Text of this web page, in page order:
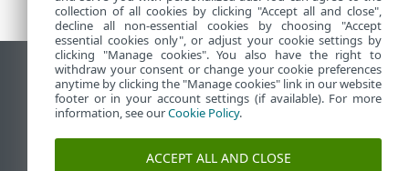
Жұмыс үстеліндегі сайтты қарау
End of Life
ESET білім қоры
ESET форумы
collection of all cookies by clicking "Accept all and close",
decline all non-essential cookies by choosing "Accept
essential cookies only", or adjust your cookie settings by
clicking "Manage cookies". You also have the right to
withdraw your consent or change your cookie preferences
anytime by clicking the "Manage cookies" link in our website
footer or in your account settings (if available). For more
information, see ourCookie Policy.
ACCEPT ALL AND CLOSE